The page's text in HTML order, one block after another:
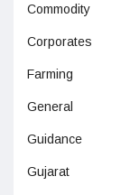
Commodity
Corporates
Farming
General
Guidance
Gujarat